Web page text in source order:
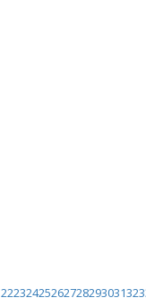
2223242526272829303132